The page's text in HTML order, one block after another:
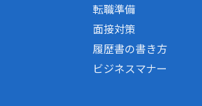
転職準備
面接対策
履歴書の書き方
ビジネスマナー